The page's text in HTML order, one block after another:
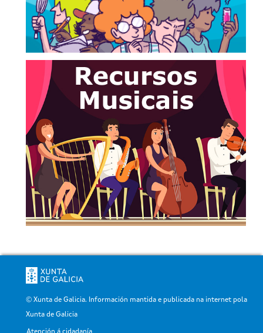
© Xunta de Galicia. Información mantida e publicada na internet pola
Xunta de Galicia